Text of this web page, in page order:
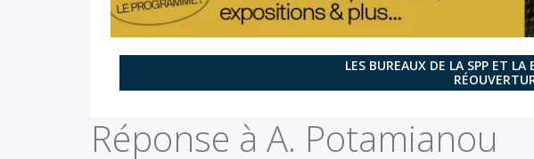
LES BUREAUX DE LA SPP ET
Réponse à A. Potamianou